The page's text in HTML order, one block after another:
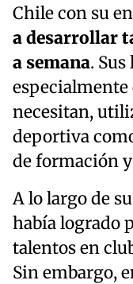
Chile con su
a desarrollar
a semana.
especialmente
necesitan,
deportiva
de formación
A lo largo de
había logrado
talentos en
Sin embargo,